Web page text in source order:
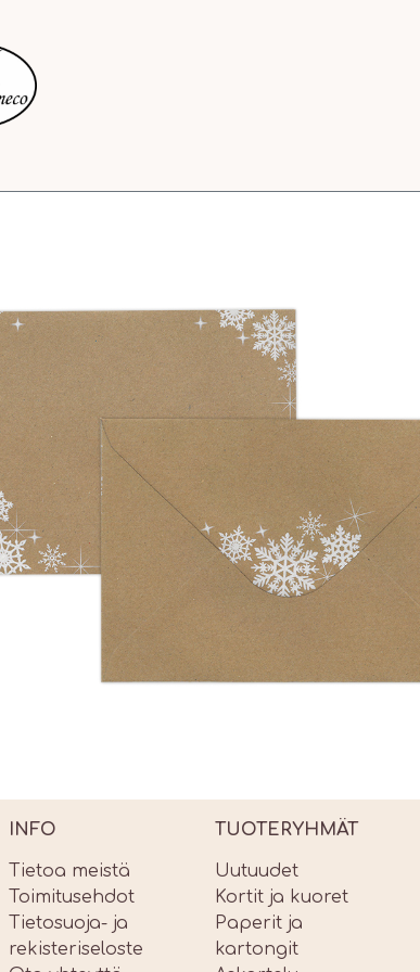
INFO
Tietoa meistä
Toimitusehdot
Tietosuoja- ja
rekisteriseloste
TUOTERYHMÄT
Uutuudet
Kortit ja kuoret
Paperit ja
kartongit